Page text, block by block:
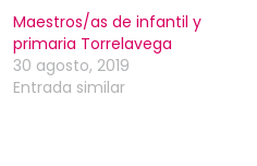
Maestros/as de infantil y
primaria Torrelavega
30 agosto, 2019
Entrada similar